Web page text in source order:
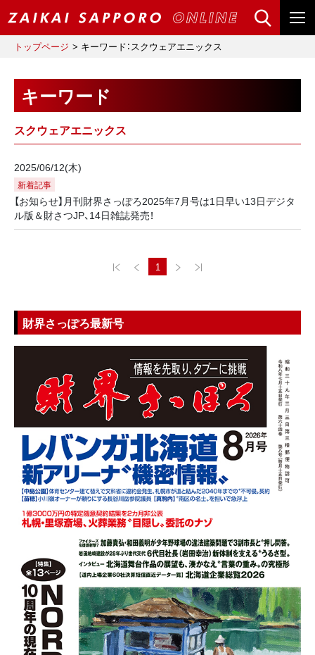
トップページ キーワード：スクウェアエニックス
キーワード
スクウェアエニックス
2025/06/12(木)
新着記事
【お知らせ】月刊財界さっぽろ2025年7月号は1日早い13日デジタ
ル版＆財さつJP、14日雑誌発売！
1
財界さっぽろ最新号